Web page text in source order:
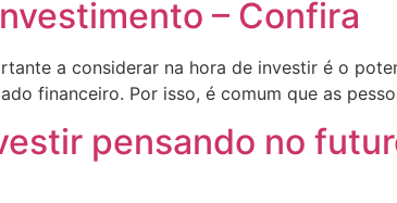
– Confira
a considerar na hora de investir é o
financeiro. Por isso, é comum que as
pensando no